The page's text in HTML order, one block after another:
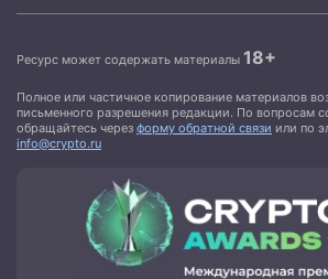
Ресурс может содержать материалы 18+
Полное или частичное копирование материалов
письменного разрешения редакции. По вопросам
обращайтесь через форму обратной связи или по
info@crypto.ru